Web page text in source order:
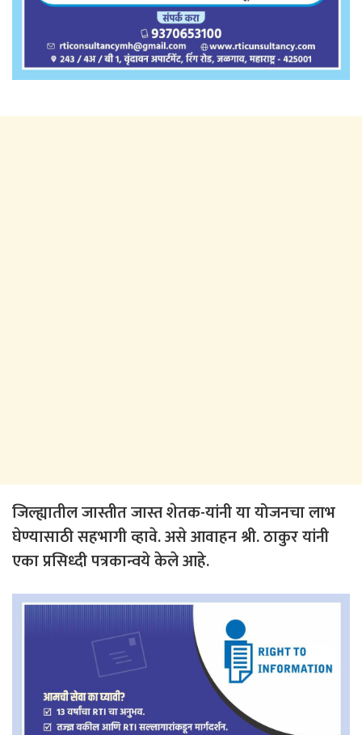
जिल्ह्यातील जास्तीत जास्त शेतक-यांनी या योजनचा लाभ
घेण्यासाठी सहभागी व्हावे. असे आवाहन श्री. ठाकुर यांनी
एका प्रसिध्दी पत्रकान्वये केले आहे.